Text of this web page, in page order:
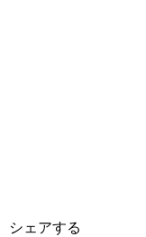
シェアする